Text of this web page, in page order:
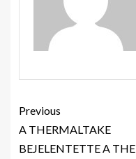
Previous
A THERMALTAKE
BEJELENTETTE A THE